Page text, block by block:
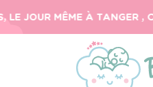
JOUR MÊME À TANGER ,